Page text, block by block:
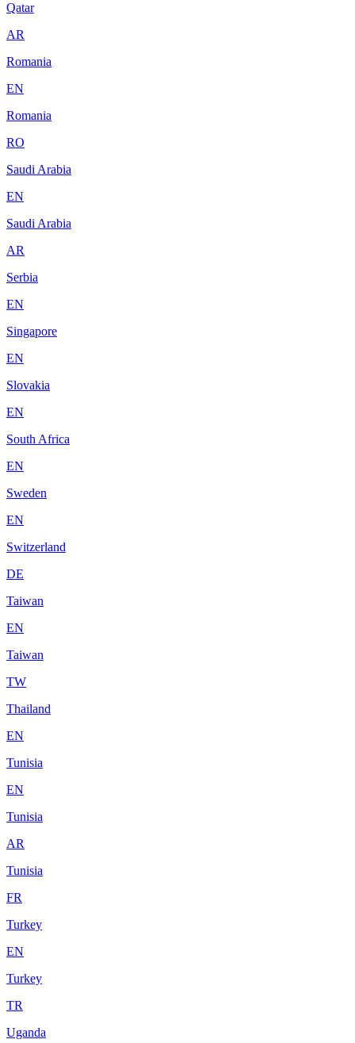
Qatar
AR
Romania
EN
Romania
RO
Saudi Arabia
EN
Saudi Arabia
AR
Serbia
EN
Singapore
EN
Slovakia
EN
South Africa
EN
Sweden
EN
Switzerland
DE
Taiwan
EN
Taiwan
TW
Thailand
EN
Tunisia
EN
Tunisia
AR
Tunisia
FR
Turkey
EN
Turkey
TR
Uganda